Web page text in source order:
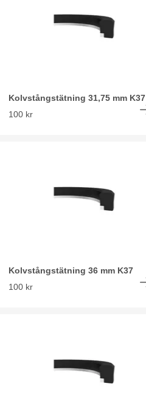
Kolvstångstätning 31,75 mm K37
100 kr
Kolvstångstätning 36 mm K37
100 kr